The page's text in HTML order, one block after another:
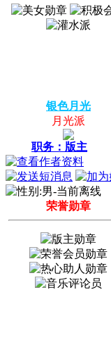
银色月光
月光派
职务：版主
荣誉勋章